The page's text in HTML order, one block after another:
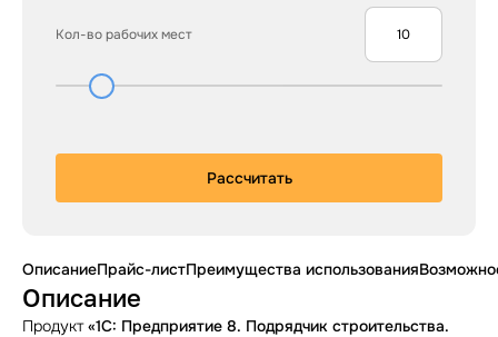
ОписаниеПрайс-листПреимущества использования
Описание
Продукт«1С: Предприятие 8. Подрядчик строительства.
Кол-во рабочих мест
Рассчитать